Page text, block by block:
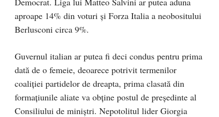
aproape 14% din voturi şi Forza Italia a neobositului
Berlusconi circa 9%.
Guvernul italian ar putea fi deci condus pentru prima
dată de o femeie, deoarece potrivit termenilor
coaliţiei partidelor de dreapta, prima clasată din
formaţiunile aliate va obţine postul de preşedinte al
Consiliului de miniştri. Nepotolitul lider Giorgia